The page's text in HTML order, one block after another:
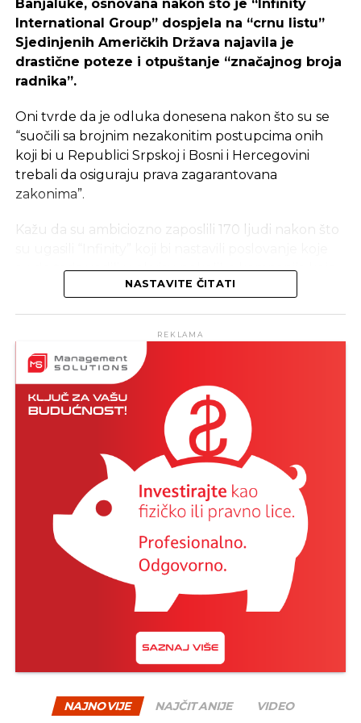
Ulaganje u coworking prostor u Čapljini moglo bi
postati ključan korak prema stvaranju napredne
poslovne klime, privlačenju novih profesionalaca te
nove projekte i lokalnu ekonomiju.
Banjaluke, osnovana nakon što je “Infinity
International Group” dospjela na “crnu listu”
Sjedinjenih Američkih Država najavila je
drastične poteze i otpuštanje “značajnog broja
radnika”.
Oni tvrde da je odluka donesena nakon što su se
“suočili sa brojnim nezakonitim postupcima onih
koji bi u Republici Srpskoj i Bosni i Hercegovini
trebali da osiguraju prava zagarantovana
zakonima”.
Kažu da su ambiciozno zaposlili 170 ljudi nakon što
su do tada vodili u okviru nekoliko kompanija koje
su se 18. juna i ranije našle pod sankcijama.
praviti probleme i da će im otvoriti račune, ali da je
podrška izostala.
“Bez obzira što se prvobitno činilo da ćemo
kod banaka bez većih problema otvoriti
račune, te završiti i sve druge neophodne
aktivnosti kod drugih relevantnih institucija,
ipak smo naišli na ozbiljne prepreke koje nas
sprečavaju da ostvarimo započeti plan.
Podrška je izostala, prije svega, od banaka koje
nisu bile spremne da postupe po zakonu.
Nakon ogromnog pritiska Ambasade SAD u
Sarajevu, a u strahu od narednih poteza
američke administracije i novih sankcija, banke
su ignorisale naša nastojanja da kao nova
kompanija dobijemo polazne elemente
neophodne za normalno poslovanje. Zbog
ovakvog nerazumijevanja teško možemo da
dan dodatno usložnjava čitavu situaciju”
NASTAVITE ČITATI
REKLAMA
NAJNOVIJE NAJČITANIJE VIDEO